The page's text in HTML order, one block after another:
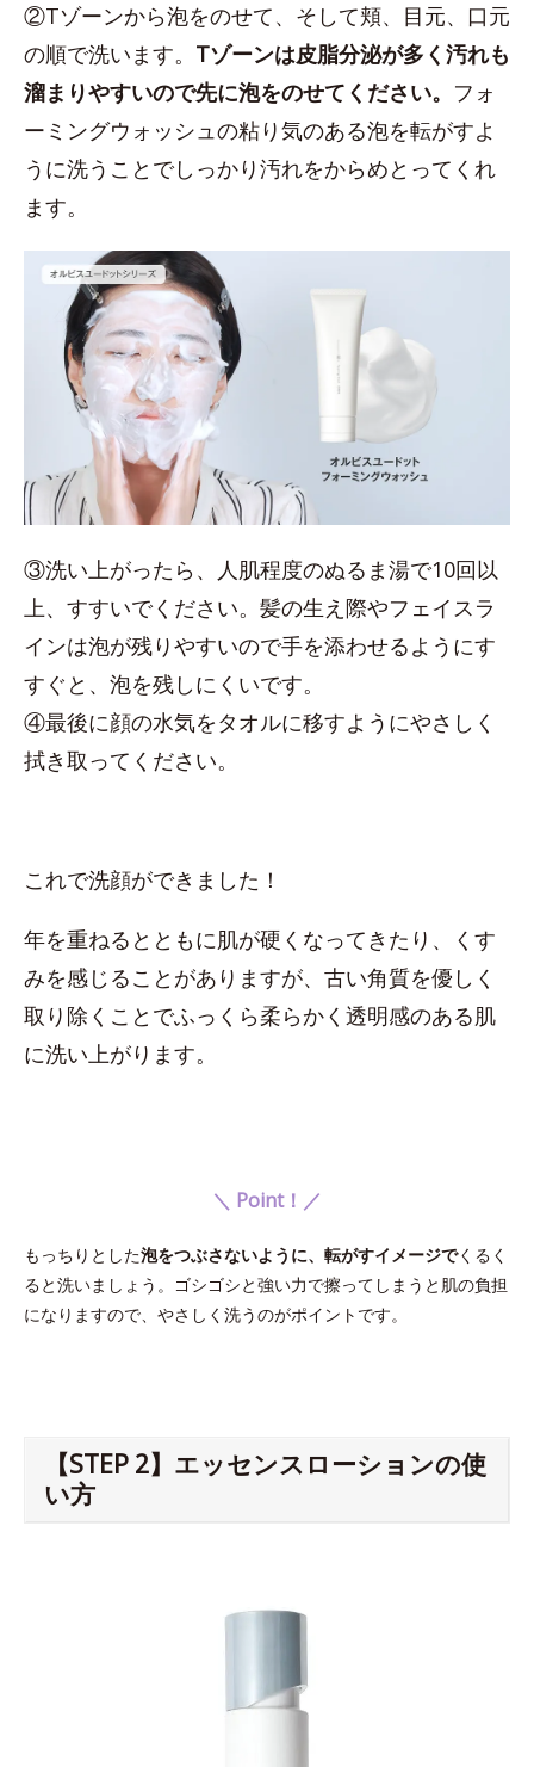
②Tゾーンから泡をのせて、そして頬、目元、口元
の順で洗います。 Tゾーンは皮脂分泌が多く汚れも
溜まりやすいので先に泡をのせてください。 フォ
ーミングウォッシュの粘り気のある泡を転がすよ
うに洗うことでしっかり汚れをからめとってくれ
ます。
③洗い上がったら、人肌程度のぬるま湯で10回以
上、すすいでください。髪の生え際やフェイスラ
インは泡が残りやすいので手を添わせるようにす
すぐと、泡を残しにくいです。
④最後に顔の水気をタオルに移すようにやさしく
拭き取ってください。
これで洗顔ができました！
年を重ねるとともに肌が硬くなってきたり、くす
みを感じることがありますが、古い角質を優しく
取り除くことでふっくら柔らかく透明感のある肌
に洗い上がります。
＼ Point！／
もっちりとした泡をつぶさないように、転がすイメージでくるく
ると洗いましょう。ゴシゴシと強い力で擦ってしまうと肌の負担
になりますので、やさしく洗うのがポイントです。
【STEP 2】エッセンスローションの使
い方